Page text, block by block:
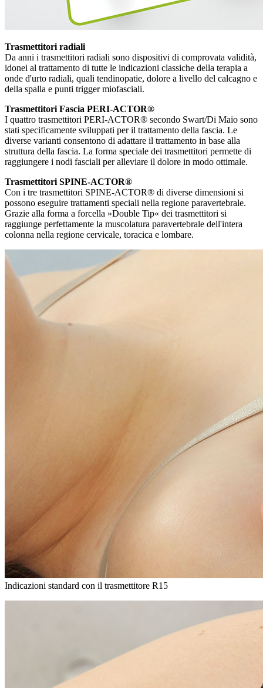
Trasmettitori radiali
Da anni i trasmettitori radiali sono dispositivi di comprovata validità,
idonei al trattamento di tutte le indicazioni classiche della terapia a
onde d'urto radiali, quali tendinopatie, dolore a livello del calcagno e
della spalla e punti trigger miofasciali.
Trasmettitori Fascia PERI-ACTOR®
I quattro trasmettitori PERI-ACTOR® secondo Swart/Di Maio sono
stati specificamente sviluppati per il trattamento della fascia. Le
diverse varianti consentono di adattare il trattamento in base alla
struttura della fascia. La forma speciale dei trasmettitori permette di
raggiungere i nodi fasciali per alleviare il dolore in modo ottimale.
Trasmettitori SPINE-ACTOR®
Con i tre trasmettitori SPINE-ACTOR® di diverse dimensioni si
possono eseguire trattamenti speciali nella regione paravertebrale.
Grazie alla forma a forcella »Double Tip« dei trasmettitori si
raggiunge perfettamente la muscolatura paravertebrale dell'intera
colonna nella regione cervicale, toracica e lombare.
Indicazioni standard con il trasmettitore R15